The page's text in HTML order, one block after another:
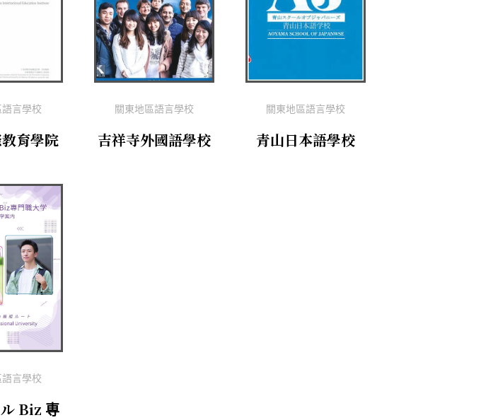
言學校
育學院
關東地區語言學校
吉祥寺外國語學校
關東地區語言學校
青山日本語學校
言學校
Biz 専